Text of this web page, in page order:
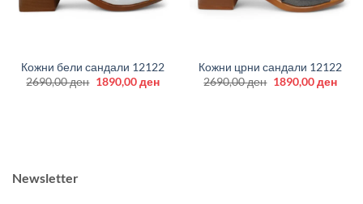
Кожни бели сандали 12122
2690,00ден Original
1890,00денCurrent
Кожни црни сандали 12122
2690,00ден Original
1890,00ден
Newsletter